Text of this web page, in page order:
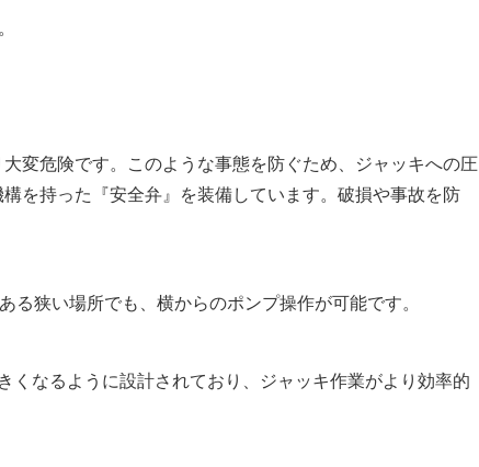
変危険です。このような事態を防ぐため、ジャッキへの圧
を持った『安全弁』を装備しています。破損や事故を防
狭い場所でも、横からのポンプ操作が可能です。
なるように設計されており、ジャッキ作業がより効率的